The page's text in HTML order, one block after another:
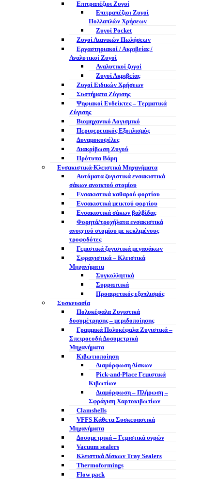
Επιτραπέζιοι Ζυγοί
Επιτραπέζιοι Ζυγοί
Πολλαπλών Χρήσεων
Ζυγοί Pocket
Ζυγοί Λιανικών Πωλήσεων
Εργαστηριακοί / Ακριβείας /
Αναλυτικοί Ζυγοί
Αναλυτικοί ζυγοί
Ζυγοί Ακριβείας
Ζυγοί Ειδικών Χρήσεων
Συστήματα Ζύγισης
Ψηφιακοί Ενδείκτες – Tερματικά
Ζύγισης
Βιομηχανικό Λογισμικό
Περιφερειακός Εξοπλισμός
Δυναμοκυψέλες
Διακρίβωση Ζυγού
Πρότυπα Βάρη
Ενσακιστικά-Κλειστικά Μηχανήματα
Αυτόματα ζυγιστικά ενσακιστικά
σάκων ανοικτού στομίου
Ενσακιστικά καθαρού φορτίου
Ενσακιστικά μεικτού φορτίου
Eνσακιστικά σάκων βαλβίδας
Φορητά/τροχήλατα ενσακιστικά
ανοιχτού στομίου με κεκλιμένους
τροφοδότες
Γεμιστικά ζυγιστικά μεγασάκων
Σφραγιστικά – Κλειστικά
Μηχανήματα
Συγκολλητικά
Συρραπτικά
Προαιρετικός εξοπλισμός
Συσκευασία
Πολυκέφαλα Ζυγιστικά
δοσομέτρησης – μεριδοποίησης
Γραμμικά Πολυκέφαλα Ζυγιστικά –
Σπειροεοδή Δοσομετρικά
Μηχανήματα
Κιβωτιοποίηση
Διαμόρφωση Δίσκων
Pick-and-Place Γεμιστικά
Κιβωτίων
Διαμόρφωση – Πλήρωση –
Σφράγιση Χαρτοκιβωτίων
Clamshells
VFFS Κάθετα Συσκευαστικά
Μηχανήματα
Δοσομετρικά – Γεμιστικά υγρών
Vacuum sealers
Κλειστικά Δίσκων Tray Sealers
Thermoformings
Flow pack